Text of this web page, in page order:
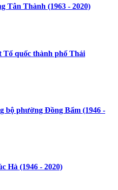
Tân Thành (1963 - 2020)
quốc thành phố Thái
bộ phường Đồng Bẩm (1946 -
Hà (1946 - 2020)